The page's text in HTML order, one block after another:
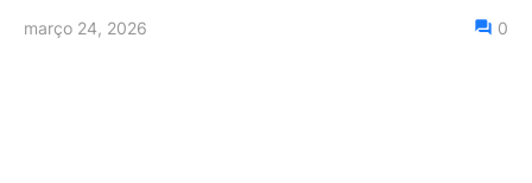
março 24, 2026 0